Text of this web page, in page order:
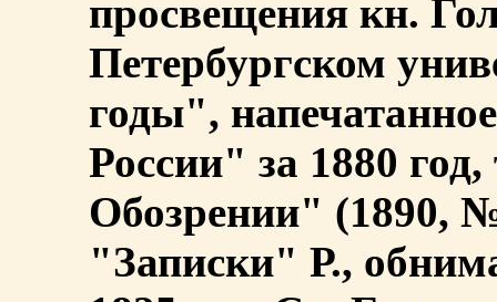
просвещения кн.
Петербургском
годы",
России" за 1880
Обозрении" (1890,
"Записки" Р.,